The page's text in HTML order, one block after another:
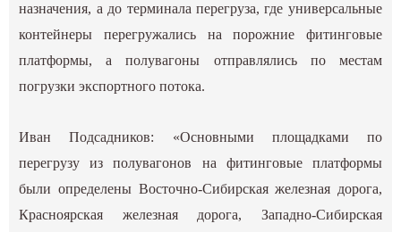
назначения, а до терминала перегруза, где универсальные
контейнеры перегружались на порожние фитинговые
платформы, а полувагоны отправлялись по местам
погрузки экспортного потока.
Иван Подсадников: «Основными площадками по
перегрузу из полувагонов на фитинговые платформы
были определены Восточно-Сибирская железная дорога,
Красноярская железная дорога, Западно-Сибирская